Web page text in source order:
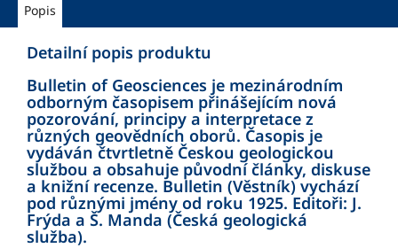
Popis
Detailní popis produktu
Bulletin of Geosciences je mezinárodním
odborným časopisem přinášejícím nová
pozorování, principy a interpretace z
různých geovědních oborů. Časopis je
vydáván čtvrtletně Českou geologickou
službou a obsahuje původní články, diskuse
a knižní recenze. Bulletin (Věstník) vychází
pod různými jmény od roku 1925. Editoři: J.
Frýda a Š. Manda (Česká geologická
služba).